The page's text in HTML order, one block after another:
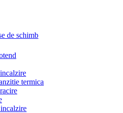
de schimb
termica